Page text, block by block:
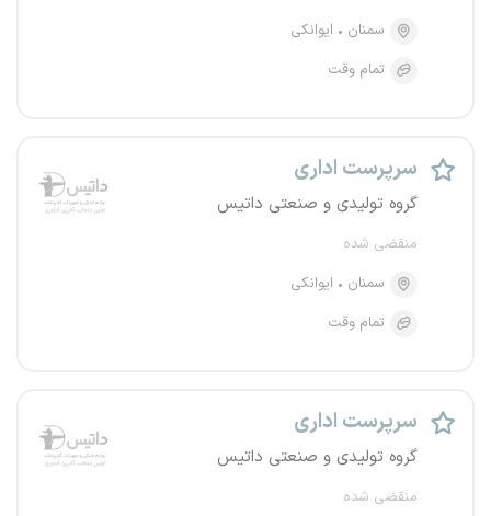
سمنان
ایوانکی
تمام وقت
سرپرست اداری
گروه تولیدی و صنعتی داتیس
منقضی شده
سمنان
ایوانکی
تمام وقت
سرپرست اداری
گروه تولیدی و صنعتی داتیس
منقضی شده